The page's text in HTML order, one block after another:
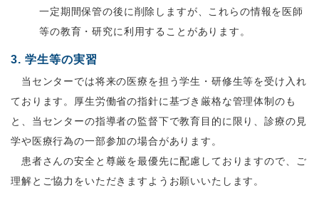
一定期間保管の後に削除しますが、これらの情報を医師
等の教育・研究に利用することがあります。
3. 学生等の実習
当センターでは将来の医療を担う学生・研修生等を受け入れ
ております。厚生労働省の指針に基づき厳格な管理体制のも
と、当センターの指導者の監督下で教育目的に限り、診療の見
学や医療行為の一部参加の場合があります。
患者さんの安全と尊厳を最優先に配慮しておりますので、ご
理解とご協力をいただきますようお願いいたします。